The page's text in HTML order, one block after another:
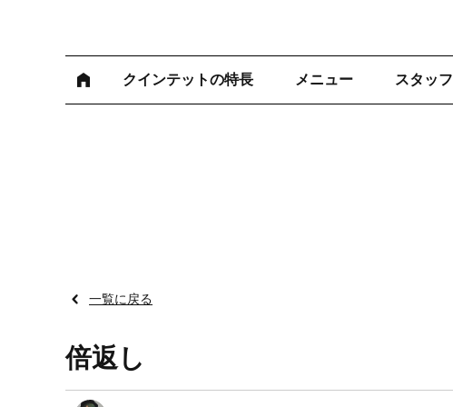
クインテットの特長 メニュー スタッフ
一覧に戻る
倍返し